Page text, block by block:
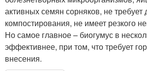
активных семян сорняков, не требует
компостирования, не имеет резкого
Но самое главное – биогумус в
эффективнее, при том, что требует
внесения.